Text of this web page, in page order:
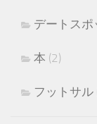
デートスポ
本 (2)
フットサル